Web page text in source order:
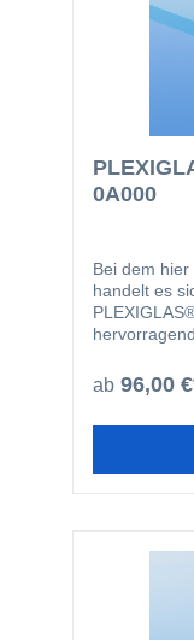
0A000
Bei dem
handelt es
bearbeitbar
ab 96,00